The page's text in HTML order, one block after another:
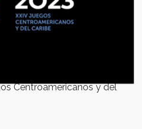
Centroamericanos y del